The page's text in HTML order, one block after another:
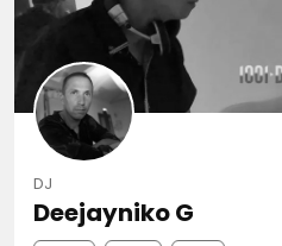
DJ
Deejayniko G